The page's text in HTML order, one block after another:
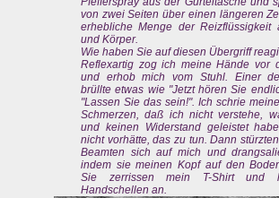
von zwei Seiten über einen längeren
erhebliche Menge der Reizflüssigkeit
und Körper.
Wie haben Sie auf diesen Übergriff
Reflexartig zog ich meine Hände vor
und erhob mich vom Stuhl. Einer
brüllte etwas wie "Jetzt hören Sie
"Lassen Sie das sein!". Ich schrie
Schmerzen, daß ich nicht verstehe,
und keinen Widerstand geleistet
nicht vorhätte, das zu tun. Dann
Beamten sich auf mich und
indem sie meinen Kopf auf den
Sie zerrissen mein T-Shirt und
Handschellen an.